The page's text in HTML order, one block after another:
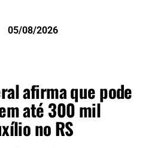
05/08/2026
afirma que pode
até 300 mil
no RS